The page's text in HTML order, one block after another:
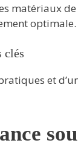
matériaux
optimale.
clés
et